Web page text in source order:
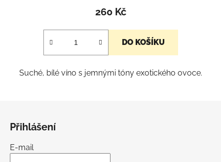
260 Kč
DO KOŠÍKU
Suché, bílé víno s jemnými tóny exotického ovoce.
Přihlášení
E-mail